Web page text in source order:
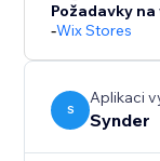
Požadavky na
-Wix Stores
S
Aplikaci
Synder